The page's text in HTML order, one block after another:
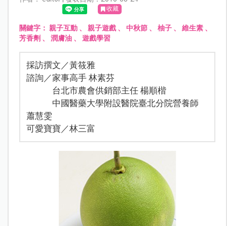
收藏
關鍵字： 親子互動 、親子遊戲 、中秋節 、柚子 、維生素 、
芳香劑 、 潤膚油、 遊戲學習
採訪撰文／黃筱雅
諮詢／家事高手 林素芬
台北市農會供銷部主任 楊順楷
中國醫藥大學附設醫院臺北分院營養師
蕭慧雯
可愛寶寶／林三富